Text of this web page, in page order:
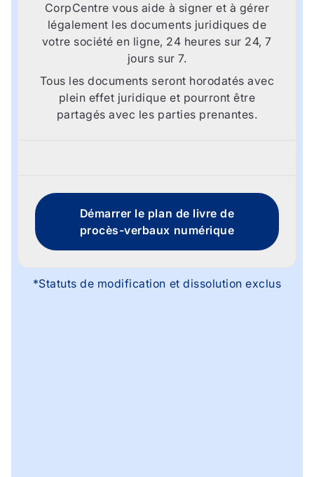
CorpCentre vous aide à signer et à gérer
légalement les documents juridiques de
votre société en ligne, 24 heures sur 24, 7
jours sur 7.
Tous les documents seront horodatés avec
plein effet juridique et pourront être
partagés avec les parties prenantes.
Démarrer le plan de livre de
procès-verbaux numérique
*Statuts de modification et dissolution exclus